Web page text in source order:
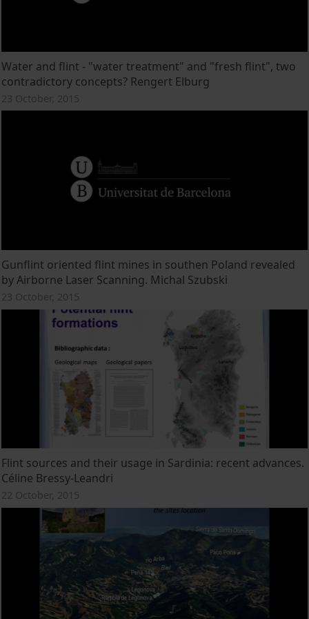
Water and flint - "water treatment" and "fresh flint", two
contradictory concepts? Rengert Elburg
23 October, 2015
Gunflint oriented flint mines in southen Poland revealed
by Airborne Laser Scanning. Michal Szubski
23 October, 2015
Flint sources and their usage in Sardinia: recent advances.
Céline Bressy-Leandri
22 October, 2015